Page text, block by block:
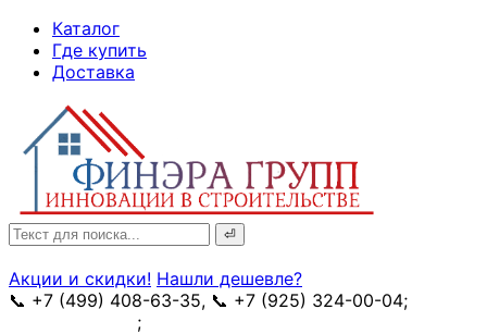
Skip
Content
Каталог
Где купить
Доставка
Search
for:
Акции и скидки! Нашли дешевле?
📞 +7 (499) 408-63-35, 📞 +7 (925) 324-00-04;
;